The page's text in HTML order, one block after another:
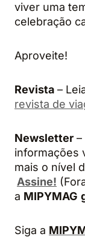
viver uma
celebração
Aproveite!
Revista –
revista de
Newsletter –
informações
mais o nível
Assine!
a MIPYMAG
Siga a